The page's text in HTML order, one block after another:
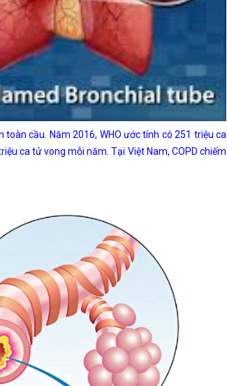
cầu. Năm 2016, WHO ước tính có 251 triệu ca
ca tử vong mỗi năm. Tại Việt Nam, COPD chiếm